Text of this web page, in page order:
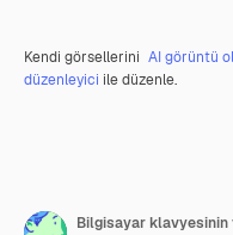
Kendi görsellerini AI görüntü
düzenleyici ile düzenle.
Bilgisayar klavyesinin